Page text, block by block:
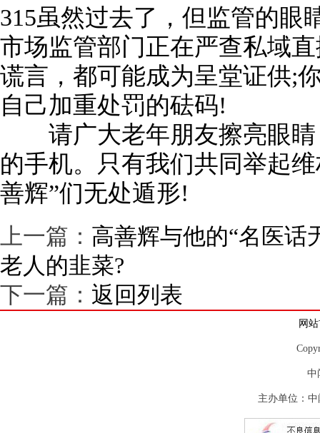
315虽然过去了，但监管的眼
市场监管部门正在严查私域
谎言，都可能成为呈堂证供;
自己加重处罚的砝码!
请广大老年朋友擦亮眼睛
的手机。只有我们共同举起
善辉”们无处遁形!
上一篇： 高善辉与他的“名医话
老人的韭菜?
下一篇： 返回列表
网
中
主办单位：